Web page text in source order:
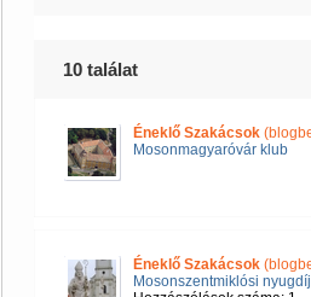
10 találat
Éneklő Szakácsok
Mosonmagyaróvár klub
Éneklő Szakácsok
Mosonszentmiklósi